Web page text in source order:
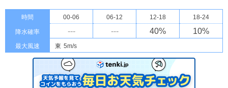
時間 00-06 06-12 12-18 18-24
降水確率 --- --- 40% 10%
最大風速 東 5m/s